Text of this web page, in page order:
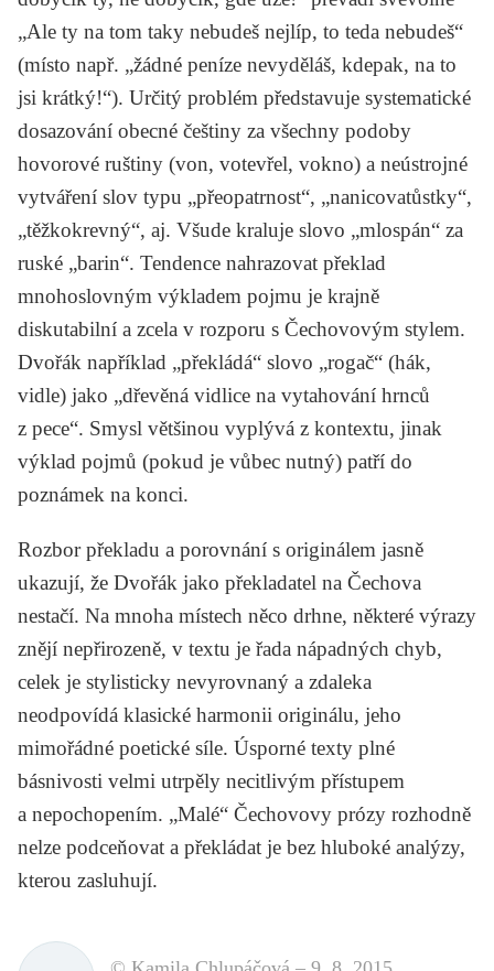
„Ale ty na tom taky nebudeš nejlíp, to teda nebudeš“
(místo např. „žádné peníze nevyděláš, kdepak, na to
jsi krátký!“). Určitý problém představuje systematické
dosazování obecné češtiny za všechny podoby
hovorové ruštiny (von, votevřel, vokno) a neústrojné
vytváření slov typu „přeopatrnost“, „nanicovatůstky“,
„těžkokrevný“, aj. Všude kraluje slovo „mlospán“ za
ruské „barin“. Tendence nahrazovat překlad
mnohoslovným výkladem pojmu je krajně
diskutabilní a zcela v rozporu s Čechovovým stylem.
Dvořák například „překládá“ slovo „rogač“ (hák,
vidle) jako „dřevěná vidlice na vytahování hrnců
z pece“. Smysl většinou vyplývá z kontextu, jinak
výklad pojmů (pokud je vůbec nutný) patří do
poznámek na konci.
Rozbor překladu a porovnání s originálem jasně
ukazují, že Dvořák jako překladatel na Čechova
nestačí. Na mnoha místech něco drhne, některé výrazy
znějí nepřirozeně, v textu je řada nápadných chyb,
celek je stylisticky nevyrovnaný a zdaleka
neodpovídá klasické harmonii originálu, jeho
mimořádné poetické síle. Úsporné texty plné
básnivosti velmi utrpěly necitlivým přístupem
a nepochopením. „Malé“ Čechovovy prózy rozhodně
nelze podceňovat a překládat je bez hluboké analýzy,
kterou zasluhují.